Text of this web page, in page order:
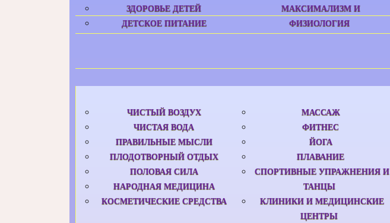
ЗДОРОВЬЕ ДЕТЕЙ
ДЕТСКОЕ ПИТАНИЕ
МАКСИМАЛИЗМ И
ФИЗИОЛОГИЯ
ЧИСТЫЙ ВОЗДУХ
ЧИСТАЯ ВОДА
ПРАВИЛЬНЫЕ МЫСЛИ
ПЛОДОТВОРНЫЙ ОТДЫХ
ПОЛОВАЯ СИЛА
НАРОДНАЯ МЕДИЦИНА
КОСМЕТИЧЕСКИЕ СРЕДСТВА
МАССАЖ
ФИТНЕС
ЙОГА
ПЛАВАНИЕ
СПОРТИВНЫЕ УПРАЖНЕНИЯ И
ТАНЦЫ
КЛИНИКИ И МЕДИЦИНСКИЕ
ЦЕНТРЫ